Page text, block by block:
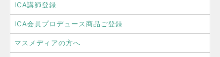
ICA講師登録
ICA会員プロデュース商品ご登録
マスメディアの方へ